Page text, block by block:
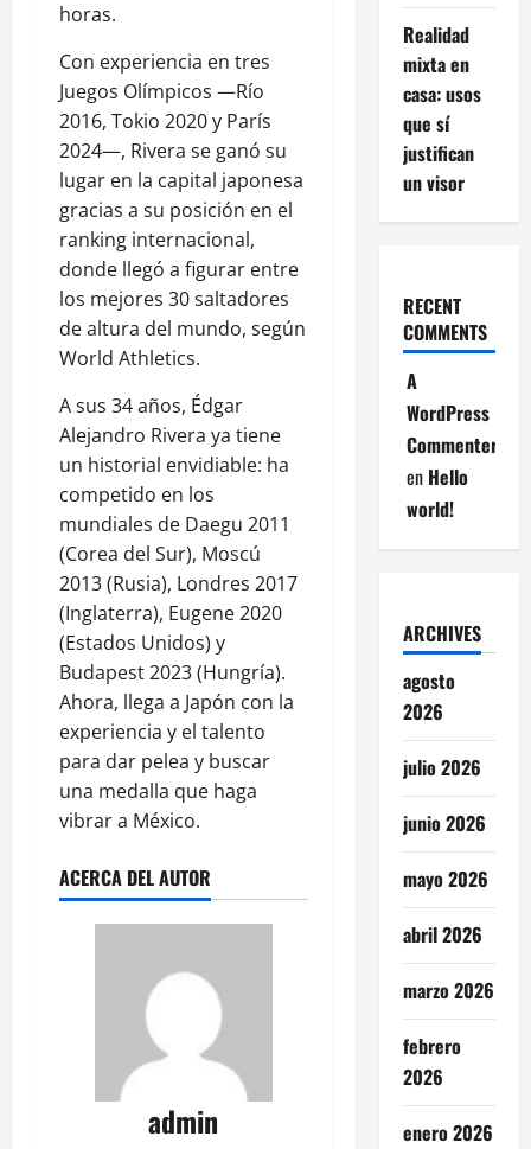
horas.
Con experiencia en tres
Juegos Olímpicos —Río
2016, Tokio 2020 y París
2024—, Rivera se ganó su
lugar en la capital japonesa
gracias a su posición en el
ranking internacional,
donde llegó a figurar entre
los mejores 30 saltadores
de altura del mundo, según
World Athletics.
A sus 34 años, Édgar
Alejandro Rivera ya tiene
un historial envidiable: ha
competido en los
mundiales de Daegu 2011
(Corea del Sur), Moscú
2013 (Rusia), Londres 2017
(Inglaterra), Eugene 2020
(Estados Unidos) y
Budapest 2023 (Hungría).
Ahora, llega a Japón con la
experiencia y el talento
para dar pelea y buscar
una medalla que haga
vibrar a México.
ACERCA DEL AUTOR
admin
Realidad
mixta en
casa: usos
que sí
justifican
un visor
RECENT
COMMENTS
A
WordPress
Commenter
en Hello
world!
ARCHIVES
agosto
2026
julio 2026
junio 2026
mayo 2026
abril 2026
marzo 2026
febrero
2026
enero 2026